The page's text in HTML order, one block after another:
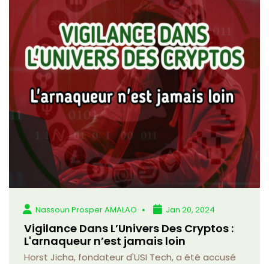
Nassoun Prosper AMALAO Jan 20, 2024
Vigilance Dans L’Univers Des Cryptos :
L'arnaqueur n’est jamais loin
Horst Jicha, fondateur d'USI Tech, a été accusé